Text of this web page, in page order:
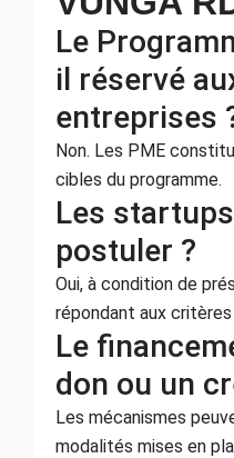
Le
il réservé
entreprises
Non. Les PME
cibles du programme.
Les
postuler ?
Oui, à condition de
répondant aux critères
Le
don ou un
Les mécanismes
modalités mises en